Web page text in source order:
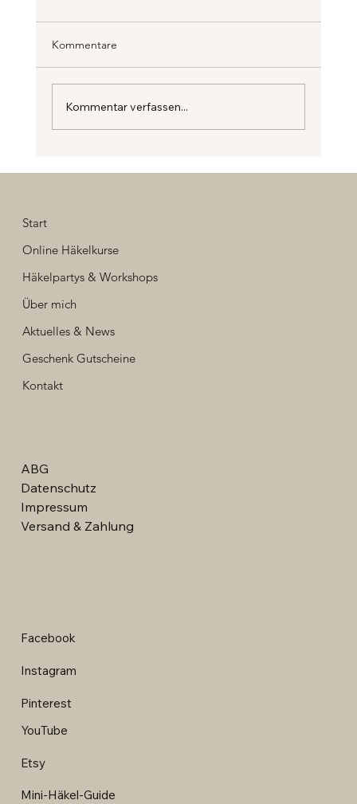
Kommentare
Kommentar verfassen...
Start
Online Häkelkurse
Häkelpartys & Workshops
Über mich
Aktuelles & News
Geschenk Gutscheine
Kontakt
ABG
Datenschutz
Impressum
Versand & Zahlung
Facebook
Instagram
Pinterest
YouTube
Etsy
Mini-Häkel-Guide